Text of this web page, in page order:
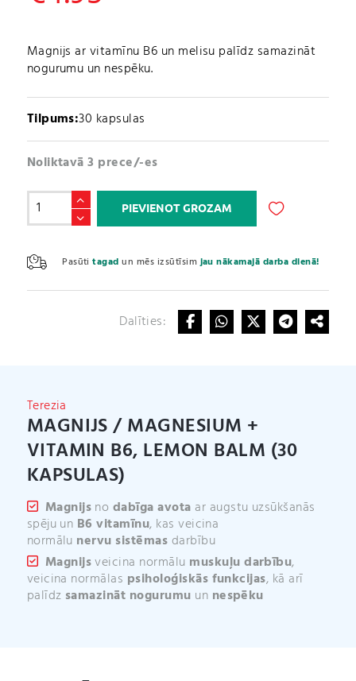
Magnijs ar vitamīnu B6 un melisu palīdz samazināt
nogurumu un nespēku.
Tilpums:30 kapsulas
Noliktavā 3 prece/-es
Magnijs
MAGNESIUM
+
vitamin
B6,
PIEVIENOT GROZAM
Pasūtitagad un mēs izsūtīsimjau nākamajā darba dienā!
e
r
n
Dalīties:
Terezia
MAGNIJS / MAGNESIUM +
VITAMIN B6, LEMON BALM (30
KAPSULAS)
Magnijsno dabīga avota ar augstu uzsūkšanās
spēju un B6 vitamīnu, kas veicina
normālu nervu sistēmasdarbību
Magnijsveicina normālu muskuļudarbību,
veicina normālas psiholoģiskāsfunkcijas, kā arī
palīdz samazināt nogurumu un nespēku